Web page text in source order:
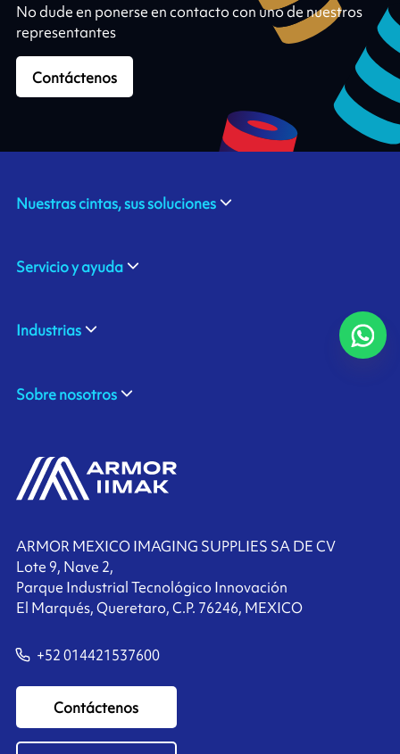
No dude en ponerse en contacto con uno de nuestros
representantes
Contáctenos
ARMOR MEXICO IMAGING SUPPLIES SA DE CV
Lote 9, Nave 2,
Parque Industrial Tecnológico Innovación
El Marqués, Queretaro, C.P. 76246, MEXICO
+52 014421537600
Contáctenos
Nuestras cintas, sus soluciones
Servicio y ayuda
Industrias
Sobre nosotros